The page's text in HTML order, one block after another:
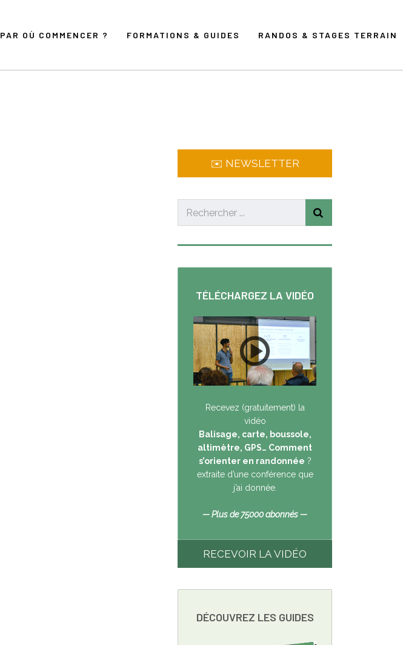
PAR OÙ COMMENCER ? FORMATIONS & GUIDES RANDOS & STAGES TERRAIN
✉️ NEWSLETTER
TÉLÉCHARGEZ LA VIDÉO
Recevez (gratuitement) la
vidéo
Balisage, carte, boussole,
altimètre, GPS… Comment
s’orienter en randonnée ?
extraite d’une conférence que
j’ai donnée.
— Plus de 75000 abonnés —
RECEVOIR LA VIDÉO
DÉCOUVREZ LES GUIDES